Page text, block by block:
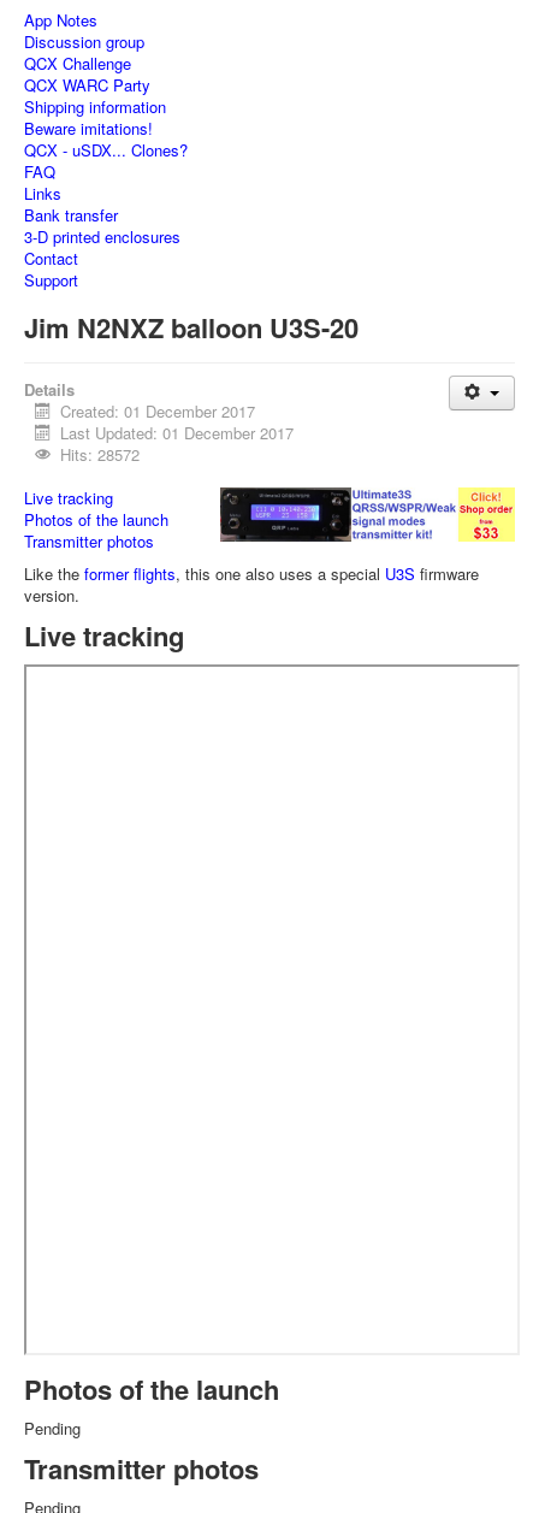
App Notes
Discussion group
QCX Challenge
QCX WARC Party
Shipping information
Beware imitations!
QCX - uSDX... Clones?
FAQ
Links
Bank transfer
3-D printed enclosures
Contact
Support
Jim N2NXZ balloon U3S-20
Details
Created: 01 December 2017
Last Updated: 01 December 2017
Hits: 28572
Live tracking
Photos of the launch
Transmitter photos
Like the former flights, this one also uses a special U3S firmware
version.
Live tracking
Photos of the launch
Pending
Transmitter photos
Pending